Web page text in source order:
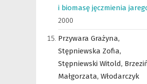
i biomasę jęczmienia
2000
Przywara Grażyna,
Stępniewska Zofia,
Stępniewski Witold,
Małgorzata, Włodarczyk